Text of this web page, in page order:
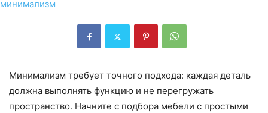
Минимализм требует точного подхода: каждая деталь
должна выполнять функцию и не перегружать
пространство. Начните с подбора мебели с простыми